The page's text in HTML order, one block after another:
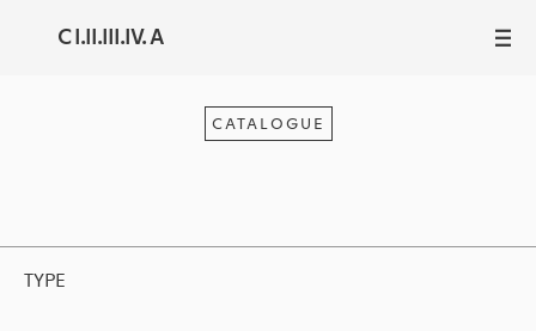
C I.II.III.IV. A III
CATALOGUE
TYPE